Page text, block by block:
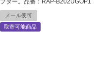
プター。品番：RAP-B202UGOP1
メール便可
取寄可能商品